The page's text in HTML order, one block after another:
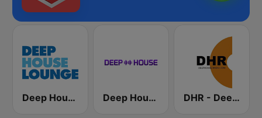
Deep House Lounge Deep House Radio DHR - Deep House Radio